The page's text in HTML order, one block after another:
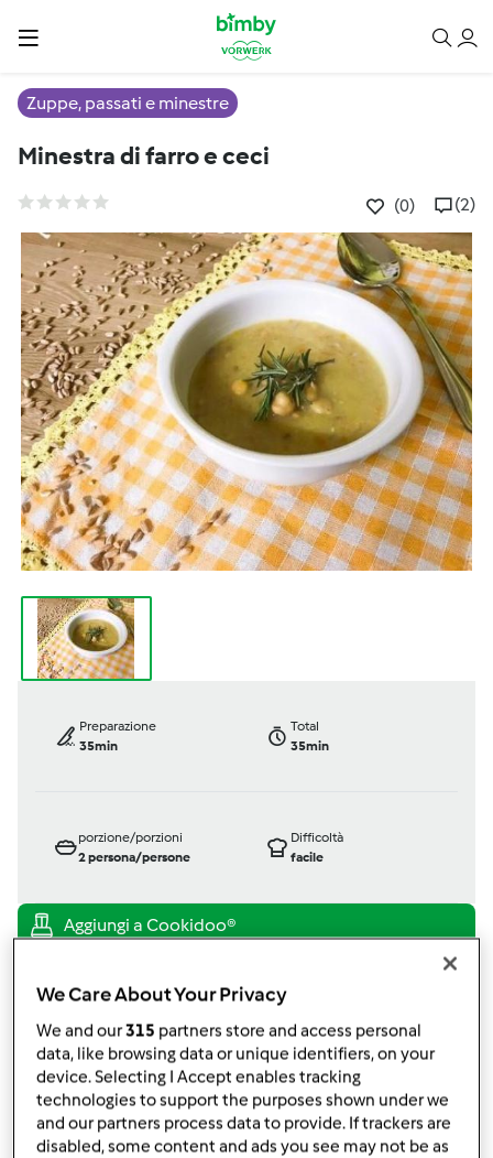
Zuppe, passati e minestre
Minestra di farro e ceci
(0) (2)
Preparazione
35min
Total
35min
porzione/porzioni
2persona/persone
Difficoltà
facile
daCucinaZiaSa
Aggiungi alle mie raccolte
condividi la ricetta
Crea variante
We Care About Your Privacy
We and our315 partners store and access personal
data, like browsing data or unique identifiers, on your
device. Selecting I Accept enables tracking
technologies to support the purposes shown under we
and our partners process data to provide. If trackers are
disabled, some content and ads you see may not be as